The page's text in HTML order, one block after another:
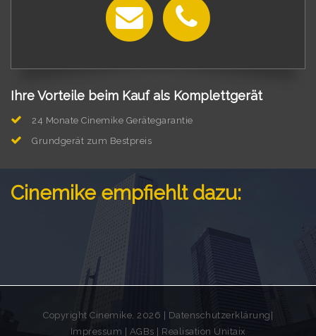
Ihre Vorteile beim Kauf als Komplettgerät
24 Monate Cinemike Gerätegarantie
Grundgerät zum Bestpreis
Cinemike empfiehlt dazu:
Copyright Cinemike, 2026 | Datenschutzerklärung
Impressum
AGBs | Realisation Unitaix